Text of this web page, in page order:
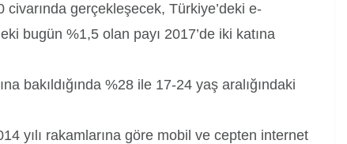
civarında gerçekleşecek, Türkiye’deki e-
bugün %1,5 olan payı 2017’de iki katına
bakıldığında %28 ile 17-24 yaş aralığındaki
yılı rakamlarına göre mobil ve cepten internet